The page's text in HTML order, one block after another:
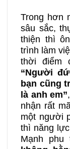
Trong hơn
sâu sắc,
thiện thì
trình làm
thời điểm
“Người
bạn cũng
là anh em”
nhận rất
một người
thì năng
Mạnh